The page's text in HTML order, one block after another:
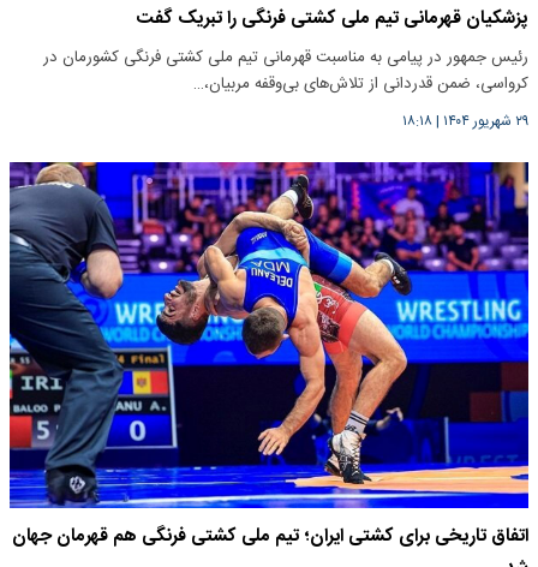
پزشکیان قهرمانی تیم ملی کشتی فرنگی را تبریک گفت
رئیس جمهور در پیامی به مناسبت قهرمانی تیم ملی کشتی فرنگی کشورمان در
کرواسی، ضمن قدردانی از تلاش‌های بی‌وقفه مربیان،…
۲۹ شهریور ۱۴۰۴ |۱۸:۱۸
اتفاق تاریخی برای کشتی ایران؛ تیم ملی کشتی فرنگی هم قهرمان جهان